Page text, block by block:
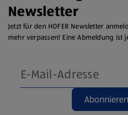
Newsletter
Jetzt für den HOFER Newsletter
mehr verpassen! Eine Abmeldung ist
Abonnieren